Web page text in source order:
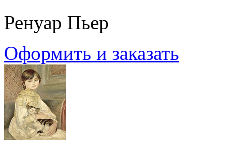
Ренуар Пьер
Оформить и заказать